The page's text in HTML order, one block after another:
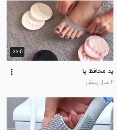
۰۰:۱۱
پد محافظ پا
۲ سال پیش